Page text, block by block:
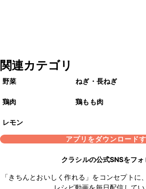
関連カテゴリ
野菜 ねぎ・長ねぎ
鶏肉 鶏もも肉
レモン
アプリをダウンロード
クラシルの公式SNSをフォ
「きちんとおいしく作れる」をコンセプトに